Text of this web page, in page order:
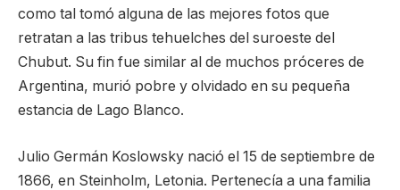
como tal tomó alguna de las mejores fotos que
retratan a las tribus tehuelches del suroeste del
Chubut. Su fin fue similar al de muchos próceres de
Argentina, murió pobre y olvidado en su pequeña
estancia de Lago Blanco.
Julio Germán Koslowsky nació el 15 de septiembre de
1866, en Steinholm, Letonia. Pertenecía a una familia